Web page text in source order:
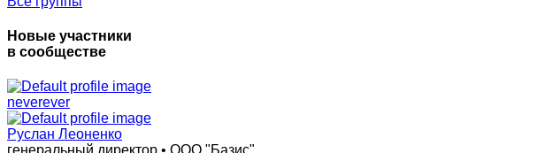
Новые участники
в сообществе
neverever
Руслан Леоненко